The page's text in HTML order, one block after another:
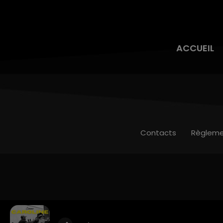
ACCUEIL
Contacts